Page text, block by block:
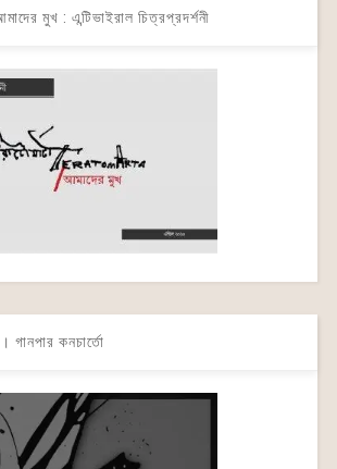
মুখ : এন্টিভাইরাল চিত্রপ্রদর্শনী
গানপার কনচার্তো